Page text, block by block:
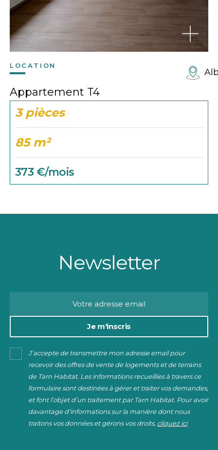
LOCATION
Appartement T4
3 pièces
85 m²
373 €/mois
Newsletter
Je m'inscris
J’accepte de transmettre mon adresse email pour
recevoir des offres de vente de logements et de terrains
de Tarn Habitat. Les informations recueillies à travers ce
formulaire sont destinées à gérer et traiter vos demandes,
et font l’objet d’un traitement par Tarn Habitat. Pour avoir
davantage d’informations sur la manière dont nous
traitons vos données et gérons vos droits, cliquez ici